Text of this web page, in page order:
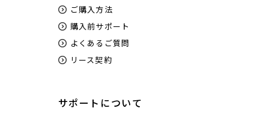
ご購入方法
購入前サポート
よくあるご質問
リース契約
サポートについて